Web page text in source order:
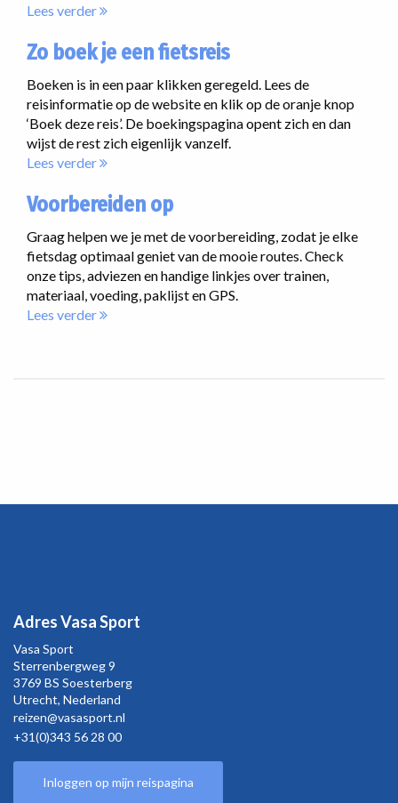
Lees verder
Zo boek je een fietsreis
Boeken is in een paar klikken geregeld. Lees de
reisinformatie op de website en klik op de oranje knop
‘Boek deze reis’. De boekingspagina opent zich en dan
wijst de rest zich eigenlijk vanzelf.
Lees verder
Voorbereiden op
Graag helpen we je met de voorbereiding, zodat je elke
fietsdag optimaal geniet van de mooie routes. Check
onze tips, adviezen en handige linkjes over trainen,
materiaal, voeding, paklijst en GPS.
Lees verder
Adres Vasa Sport
Vasa Sport
Sterrenbergweg9
3769 BS Soesterberg
Utrecht, Nederland
reizen@vasasport.nl
+31(0)343 56 28 00
Inloggen op mijn reispagina